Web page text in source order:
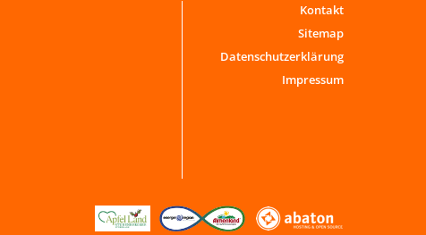
Kontakt
Sitemap
Datenschutzerklärung
Impressum